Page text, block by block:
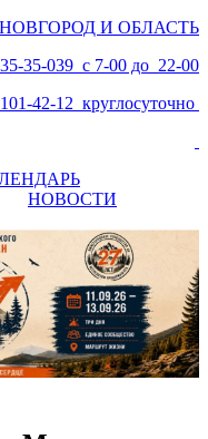
И ОБЛАСТЬ
35-039 с 7-00 до 22-00
42-12 круглосуточно
НОВОСТИ